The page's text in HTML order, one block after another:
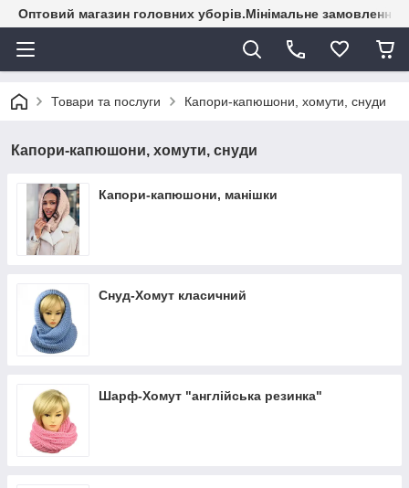
Оптовий магазин головних уборів.Мінімальне замовлення
Товари та послуги Капори-капюшони, хомути, снуди
Капори-капюшони, хомути, снуди
Капори-капюшони, манішки
Снуд-Хомут класичний
Шарф-Хомут "англійська резинка"